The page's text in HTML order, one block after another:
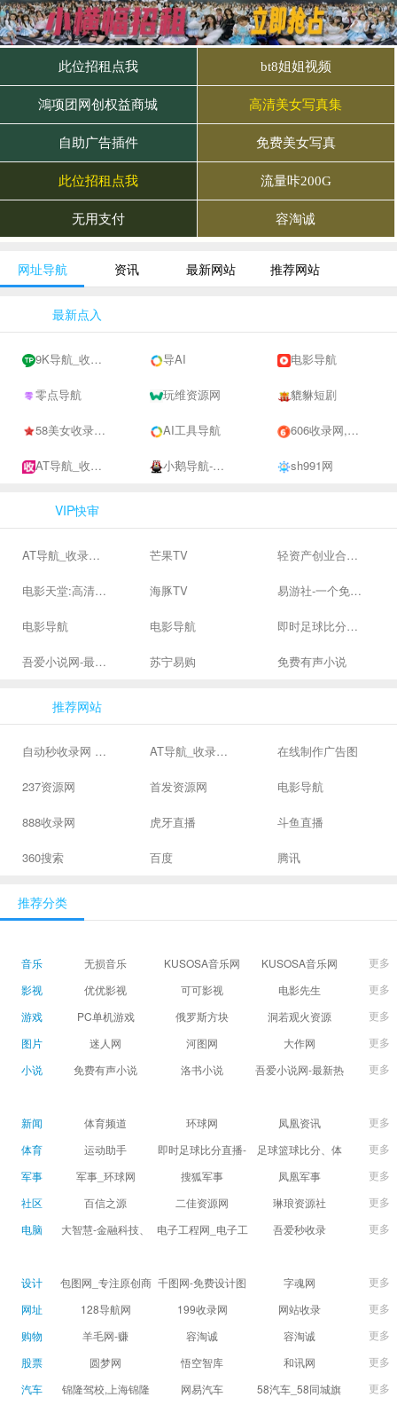
网址导航 资讯 最新网站 推荐网站
最新点入
9K导航_收录网-网址收录-网址导航-收录网站-自助广告系统 导AI 电影导航
零点导航 玩维资源网 貔貅短剧
58美女收录网-自动收录网站-流量交换-自动链 AI工具导航 606收录网,免费自动秒收录网址,提供自动收录,网站导航大全源码,自动链,友情链接交换。
AT导航_收录网_免费收录网站_自动收录网_秒收录 小鹅导航-网站收录-自动收录网-网址收录-自动秒收录 sh991网
VIP快审
AT导航_收录网_免费收录网站_自动收录网_秒收录 芒果TV 轻资产创业合集、私域引流服务、抖音有效粉丝
电影天堂:高清电影下载,高品质生活 海豚TV 易游社-一个免费二次元游戏分享社区
电影导航 电影导航 即时足球比分直播-精准赛程赛果及角球数查询 | 让足球滚一会
吾爱小说网-最新热门免费小说阅读 苏宁易购 免费有声小说
推荐网站
自动秒收录网 - 自动秒收录-网站收录-收录网站-网址收录-秒收录 AT导航_收录网_免费收录网站_自动收录网_秒收录 在线制作广告图
237资源网 首发资源网 电影导航
888收录网 虎牙直播 斗鱼直播
360搜索 百度 腾讯
推荐分类
音乐 无损音乐 KUSOSA音乐网 KUSOSA音乐网
更多
影视
优优影视 可可影视 电影先生
更多
游戏
PC单机游戏 俄罗斯方块 洞若观火资源
更多
图片
迷人网 河图网 大作网
更多
小说
免费有声小说 洛书小说
吾爱小说网-最新热
更多
新闻 体育频道 环球网 凤凰资讯
更多
体育
运动助手
即时足球比分直播-
精准赛程赛果及角
足球篮球比分、体
育赛果直播|让足球
更多
军事
军事_环球网 搜狐军事 凤凰军事
更多
社区
百信之源 二佳资源网 琳琅资源社
更多
电脑
大智慧-金融科技、
据,投资理财,港股,期
货,股指期货,手机炒
股,股票软件,炒股软
件，免费炒股软
电子工程网_电子工
吾爱秒收录
收录
更多
设计
包图网_专注原创商
用设计图片下载，
千图网-免费设计图
片素材网站-正版商
字魂网
更多
网址
128导航网 199收录网 网站收录
更多
购物
羊毛网-赚 容淘诚 容淘诚
更多
股票
圆梦网 悟空智库 和讯网
更多
汽车
锦隆驾校,上海锦隆
网易汽车
58汽车_58同城旗
更多